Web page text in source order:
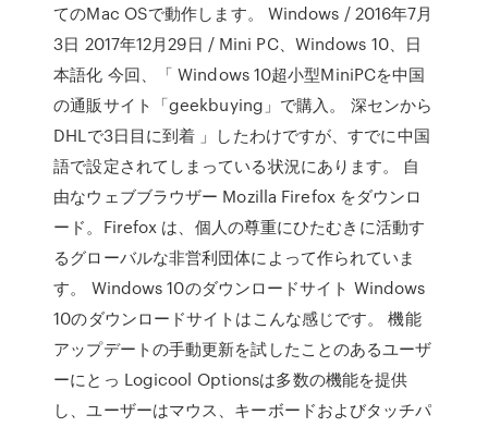
てのMac OSで動作します。 Windows / 2016年7月
3日 2017年12月29日 / Mini PC、Windows 10、日
本語化 今回、「 Windows 10超小型MiniPCを中国
の通販サイト「geekbuying」で購入。 深センから
DHLで3日目に到着 」したわけですが、すでに中国
語で設定されてしまっている状況にあります。 自
由なウェブブラウザー Mozilla Firefox をダウンロ
ード。Firefox は、個人の尊重にひたむきに活動す
るグローバルな非営利団体によって作られていま
す。 Windows 10のダウンロードサイト Windows
10のダウンロードサイトはこんな感じです。 機能
アップデートの手動更新を試したことのあるユーザ
ーにとっ Logicool Optionsは多数の機能を提供
し、ユーザーはマウス、キーボードおよびタッチパ